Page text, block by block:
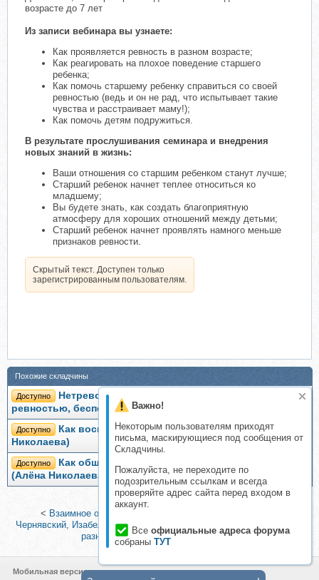
Важно!
Некоторым пользователям приходят
письма, маскирующиеся под сообщения от
Складчины.
Пожалуйста, не переходите по
подозрительным ссылкам и всегда
проверяйте адрес сайта перед входом в
аккаунт.
Все официальные адреса форума
собраны ТУТ
возрасте до 7 лет​
Из записи вебинара вы узнаете:
Как проявляется ревность в разном возрасте;
Как реагировать на плохое поведение старшего
ребенка;
Как помочь старшему ребенку справиться со своей
ревностью (ведь и он не рад, что испытывает такие
чувства и расстраивает маму!);
Как помочь детям подружиться.
В результате прослушивания семинара и внедрения
новых знаний в жизнь:
Ваши отношения со старшим ребенком станут лучше;
Старший ребенок начнет теплее относиться ко
младшему;
Вы будете знать, как создать благоприятную
атмосферу для хороших отношений между детьми;
Старший ребенок начнет проявлять намного меньше
признаков ревности.
Скрытый текст. Доступен только
зарегистрированным пользователям.
Похожие складчины
Доступно
Нетревожные отношения. Как справиться с
ревностью, беспокойством (Лесли Беккер-Фелпс)
Доступно
Как воспитывать без наказаний (Алёна
Николаева)
Доступно
Как общаться и договариваться с ребенком
(Алёна Николаева)
< Взаимное обучение родителей и детей, 2015 (Сергей
Чернявский, Изабелла Воскресенская)
Занимаемся с 2-3 детьми
разного возраста (Лена Данилова)>
Мобильная версия